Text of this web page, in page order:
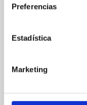
Preferencias
Estadística
Marketing
Tower
capturar els